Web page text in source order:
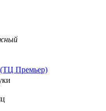
(ТЦ Премьер)